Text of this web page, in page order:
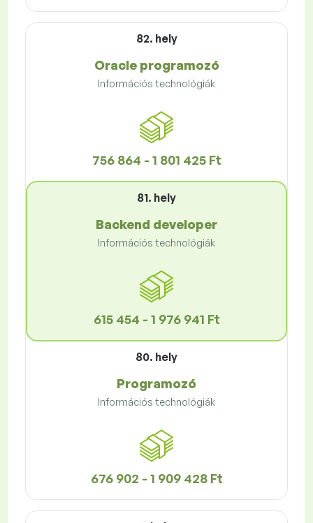
82. hely
Oracle programozó
Információs technológiák
756 864 - 1 801 425 Ft
81. hely
Backend developer
Információs technológiák
615 454 - 1 976 941 Ft
80. hely
Programozó
Információs technológiák
676 902 - 1 909 428 Ft